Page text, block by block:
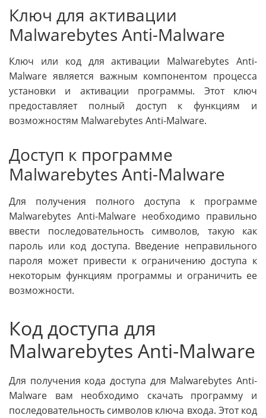
Ключ для активации
Malwarebytes Anti-Malware
Ключ или код для активации Malwarebytes Anti-
Malware является важным компонентом процесса
установки и активации программы. Этот ключ
предоставляет полный доступ к функциям и
возможностям Malwarebytes Anti-Malware.
Доступ к программе
Malwarebytes Anti-Malware
Для получения полного доступа к программе
Malwarebytes Anti-Malware необходимо правильно
ввести последовательность символов, такую как
пароль или код доступа. Введение неправильного
пароля может привести к ограничению доступа к
некоторым функциям программы и ограничить ее
возможности.
Код доступа для
Malwarebytes Anti-Malware
Для получения кода доступа для Malwarebytes Anti-
Malware вам необходимо скачать программу и
последовательность символов ключа входа. Этот код